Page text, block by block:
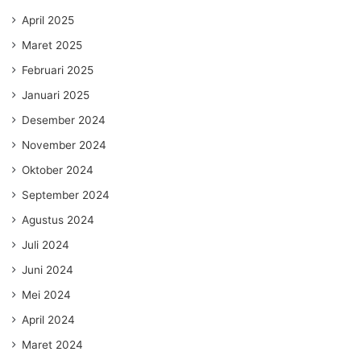
April 2025
Maret 2025
Februari 2025
Januari 2025
Desember 2024
November 2024
Oktober 2024
September 2024
Agustus 2024
Juli 2024
Juni 2024
Mei 2024
April 2024
Maret 2024